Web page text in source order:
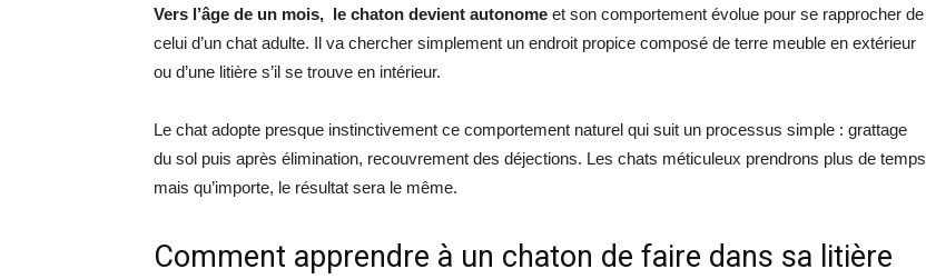
Vers l’âge de un mois, le chaton devient autonome et son comportement évolue pour se rapprocher de
celui d’un chat adulte. Il va chercher simplement un endroit propice composé de terre meuble en extérieur
ou d’une litière s’il se trouve en intérieur.
Le chat adopte presque instinctivement ce comportement naturel qui suit un processus simple : grattage
du sol puis après élimination, recouvrement des déjections. Les chats méticuleux prendrons plus de temps
mais qu’importe, le résultat sera le même.
Comment apprendre à un chaton de faire dans sa litière